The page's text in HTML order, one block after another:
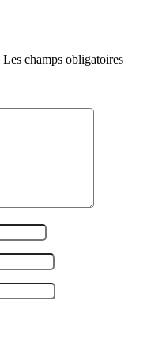
Les champs obligatoires